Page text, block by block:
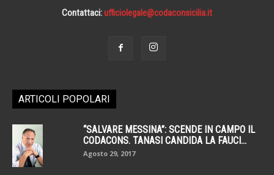
Contattaci:ufficiolegale@codaconsicilia.it
ARTICOLI POPOLARI
“SALVARE MESSINA”: SCENDE IN CAMPO IL
CODACONS. TANASI CANDIDA LA FAUCI...
Agosto 29, 2017